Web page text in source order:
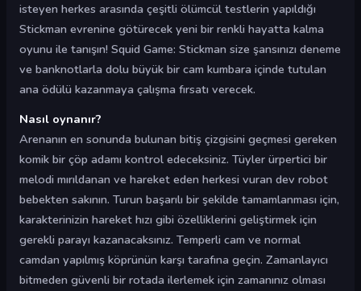
isteyen herkes arasında çeşitli ölümcül testlerin yapıldığı
Stickman evrenine götürecek yeni bir renkli hayatta kalma
oyunu ile tanışın! Squid Game: Stickman size şansınızı deneme
ve banknotlarla dolu büyük bir cam kumbara içinde tutulan
ana ödülü kazanmaya çalışma fırsatı verecek.
Nasıl oynanır?
Arenanın en sonunda bulunan bitiş çizgisini geçmesi gereken
komik bir çöp adamı kontrol edeceksiniz. Tüyler ürpertici bir
melodi mırıldanan ve hareket eden herkesi vuran dev robot
bebekten sakının. Turun başarılı bir şekilde tamamlanması için,
karakterinizin hareket hızı gibi özelliklerini geliştirmek için
gerekli parayı kazanacaksınız. Temperli cam ve normal
camdan yapılmış köprünün karşı tarafına geçin. Zamanlayıcı
bitmeden güvenli bir rotada ilerlemek için zamanınız olması